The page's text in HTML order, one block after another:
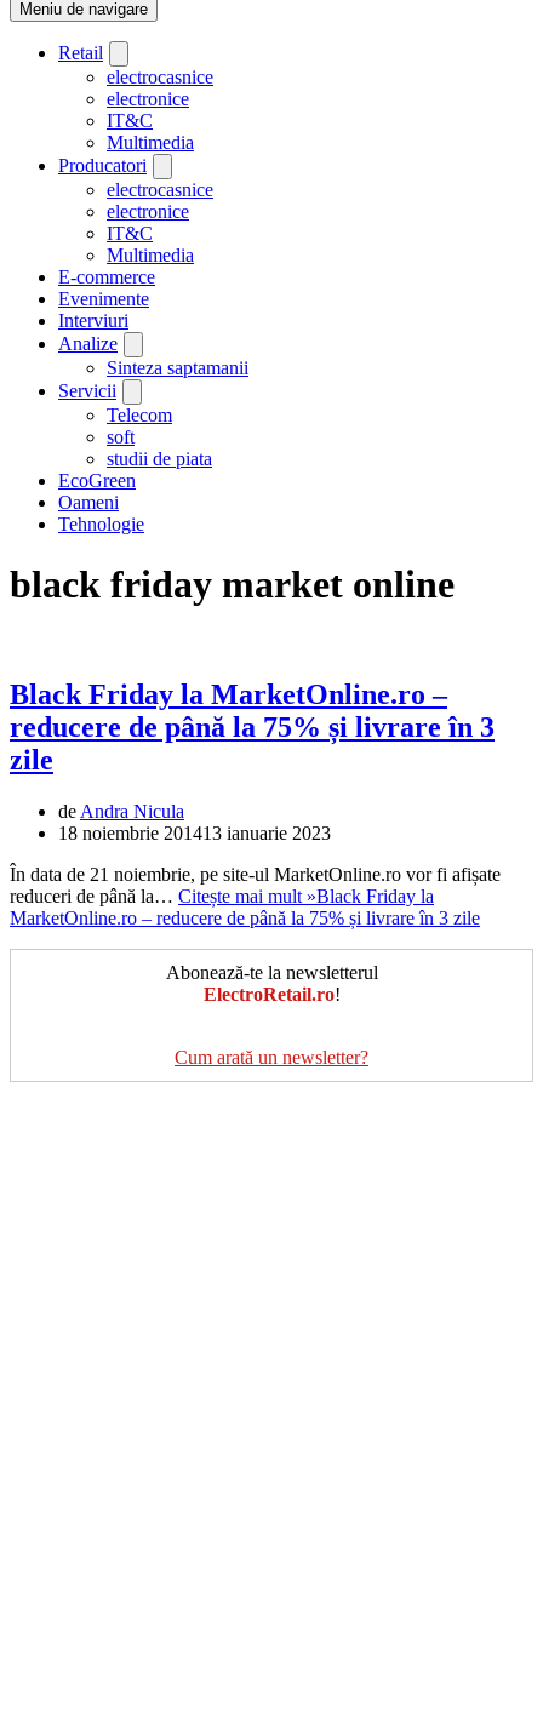
Meniu de navigare
Retail
electrocasnice
electronice
IT&C
Multimedia
Producatori
electrocasnice
electronice
IT&C
Multimedia
E-commerce
Evenimente
Interviuri
Analize
Sinteza saptamanii
Servicii
Telecom
soft
studii de piata
EcoGreen
Oameni
Tehnologie
black friday market online
Black Friday la MarketOnline.ro –
reducere de până la 75% și livrare în 3
zile
de Andra Nicula
18 noiembrie 201413 ianuarie 2023
În data de 21 noiembrie, pe site-ul MarketOnline.ro vor fi afișate
reduceri de până la… Citește mai mult »Black Friday la
MarketOnline.ro – reducere de până la 75% și livrare în 3 zile
Abonează-te la newsletterul
ElectroRetail.ro!
Cum arată un newsletter?